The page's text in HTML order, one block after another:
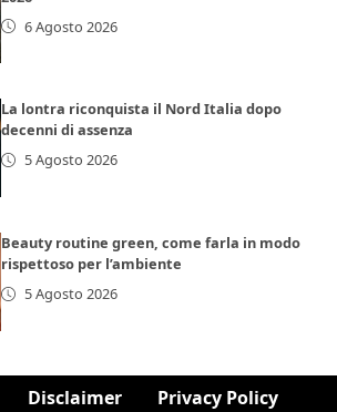
6 Agosto 2026
La lontra riconquista il Nord Italia dopo
decenni di assenza
5 Agosto 2026
Beauty routine green, come farla in modo
rispettoso per l’ambiente
5 Agosto 2026
Disclaimer Privacy Policy